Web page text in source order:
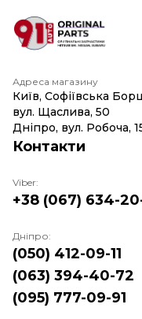
Адреса магазину
Київ, Софіївська
вул. Щаслива, 50
Дніпро, вул. Робоча,
Контакти
Viber:
+38 (067) 634-
Дніпро:
(050) 412-09-11
(063) 394-40-72
(095) 777-09-91